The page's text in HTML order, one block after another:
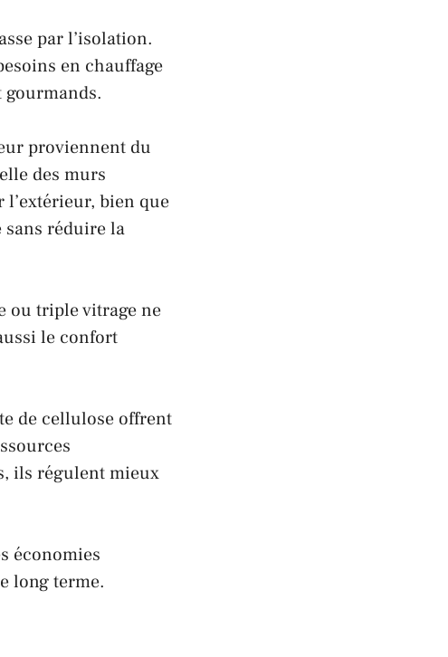
par l’isolation.
en chauffage
proviennent du
des murs
bien que
réduire la
ou triple vitrage ne
le confort
de cellulose offrent
ils régulent mieux
économies
long terme.